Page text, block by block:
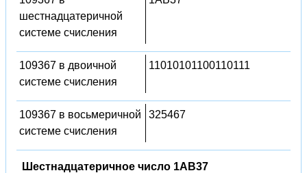
шестнадцатеричной
системе счисления
109367 в двоичной
системе счисления
11010101100110111
109367 в восьмеричной
системе счисления
325467
Шестнадцатеричное число 1AB37